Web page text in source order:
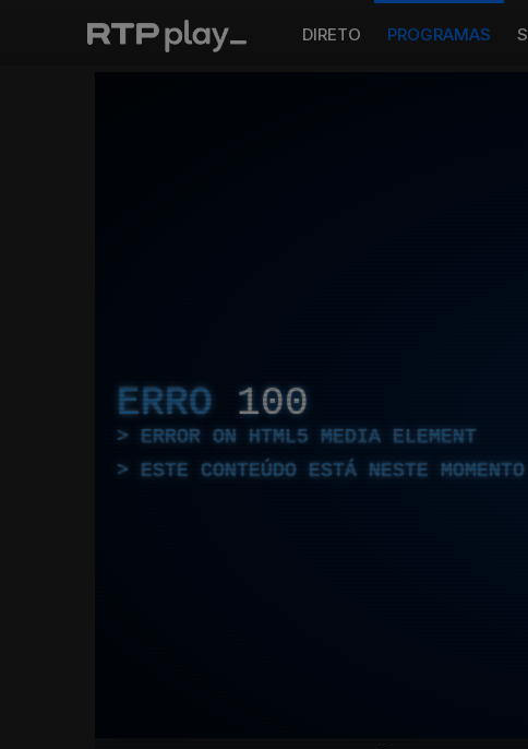
DIRETO PROGRAMAS
ERRO 100
ERROR ON HTML5 MEDIA ELEMENT
ESTE CONTEÚDO ESTÁ NESTE